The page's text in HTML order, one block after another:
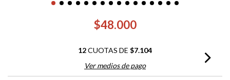
$48.000
12CUOTAS DE $7.104
Ver medios de pago